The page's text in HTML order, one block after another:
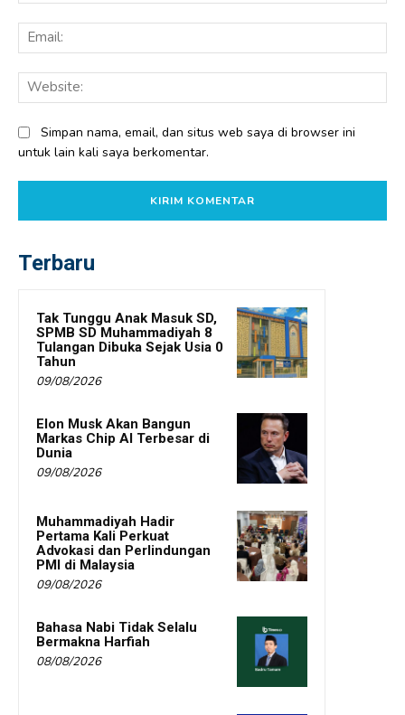
Simpan nama, email, dan situs web saya di browser ini
untuk lain kali saya berkomentar.
Terbaru
Tak Tunggu Anak Masuk SD,
SPMB SD Muhammadiyah 8
Tulangan Dibuka Sejak Usia 0
Tahun
09/08/2026
Elon Musk Akan Bangun
Markas Chip AI Terbesar di
Dunia
09/08/2026
Muhammadiyah Hadir
Pertama Kali Perkuat
Advokasi dan Perlindungan
PMI di Malaysia
09/08/2026
Bahasa Nabi Tidak Selalu
Bermakna Harfiah
08/08/2026